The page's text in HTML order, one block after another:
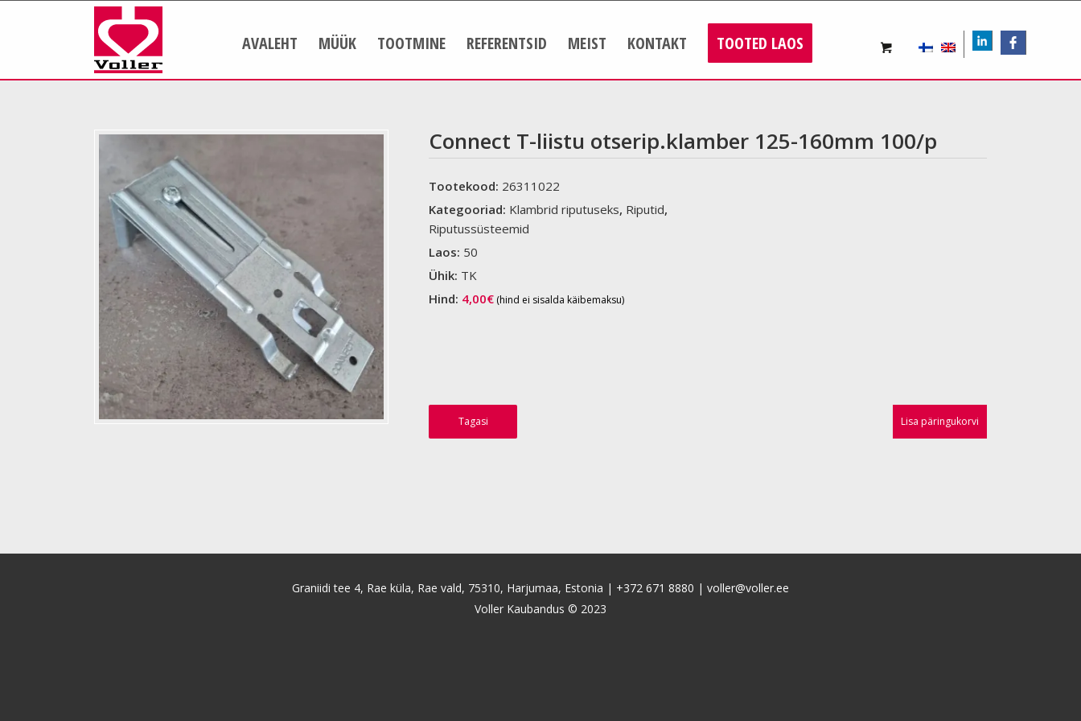
FB
LIn
AVALEHT MÜÜK TOOTMINE REFERENTSID MEIST KONTAKT TOOTED LAOS
Connect T-liistu otserip.klamber 125-160mm 100/p
Tootekood: 26311022
Kategooriad: Klambrid riputuseks, Riputid,
Riputussüsteemid
Laos: 50
Ühik: TK
Hind: 4,00€ (hind ei sisalda käibemaksu)
Tagasi Lisa päringukorvi
Graniidi tee 4, Rae küla, Rae vald, 75310, Harjumaa, Estonia | +372 671 8880 | voller@voller.ee
Voller Kaubandus © 2023